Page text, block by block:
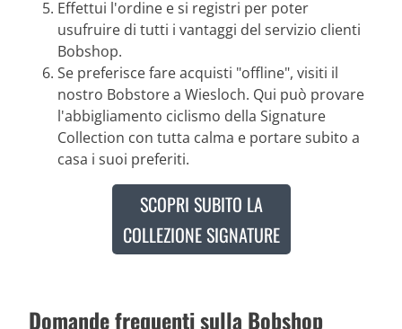
Effettui l'ordine e si registri per poter
usufruire di tutti i vantaggi del servizio clienti
Bobshop.
Se preferisce fare acquisti "offline", visiti il
nostro Bobstore a Wiesloch. Qui può provare
l'abbigliamento ciclismo della Signature
Collection con tutta calma e portare subito a
casa i suoi preferiti.
SCOPRI SUBITO LA
COLLEZIONE SIGNATURE
Domande frequenti sulla Bobshop